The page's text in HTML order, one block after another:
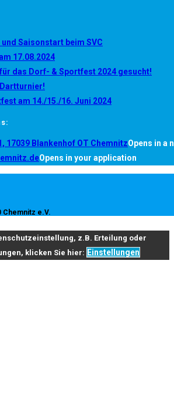
Saisonstart beim SVC
17.08.2024
das Dorf- & Sportfest 2024 gesucht!
am 14./15./16. Juni 2024
17039 Blankenhof OT ChemnitzOpens in a
Opens in your application
Chemnitz e.V.
z.B. Erteilung oder
klicken Sie hier: Einstellungen